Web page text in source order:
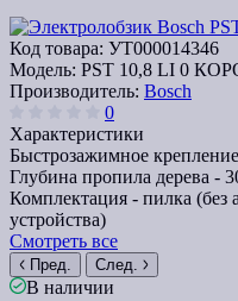
Код товара: УТ000014346
Модель: PST 10,8 LI 0
Производитель: Bosch
0
Характеристики
Быстрозажимное
Глубина пропила дерева -
Комплектация - пилка (без
устройства)
Смотреть все
Пред. След.
В наличии